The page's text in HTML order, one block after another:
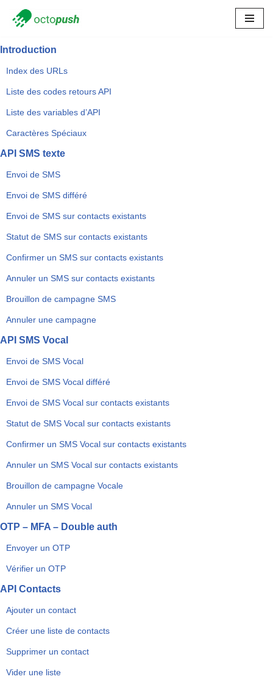
to
Introduction
Index des URLs
Liste des codes retours API
Liste des variables d’API
Caractères Spéciaux
API SMS texte
Envoi de SMS
Envoi de SMS différé
Envoi de SMS sur contacts existants
Statut de SMS sur contacts existants
Confirmer un SMS sur contacts existants
Annuler un SMS sur contacts existants
Brouillon de campagne SMS
Annuler une campagne
API SMS Vocal
Envoi de SMS Vocal
Envoi de SMS Vocal différé
Envoi de SMS Vocal sur contacts existants
Statut de SMS Vocal sur contacts existants
Confirmer un SMS Vocal sur contacts existants
Annuler un SMS Vocal sur contacts existants
Brouillon de campagne Vocale
Annuler un SMS Vocal
OTP – MFA – Double auth
Envoyer un OTP
Vérifier un OTP
API Contacts
Ajouter un contact
Créer une liste de contacts
Supprimer un contact
Vider une liste